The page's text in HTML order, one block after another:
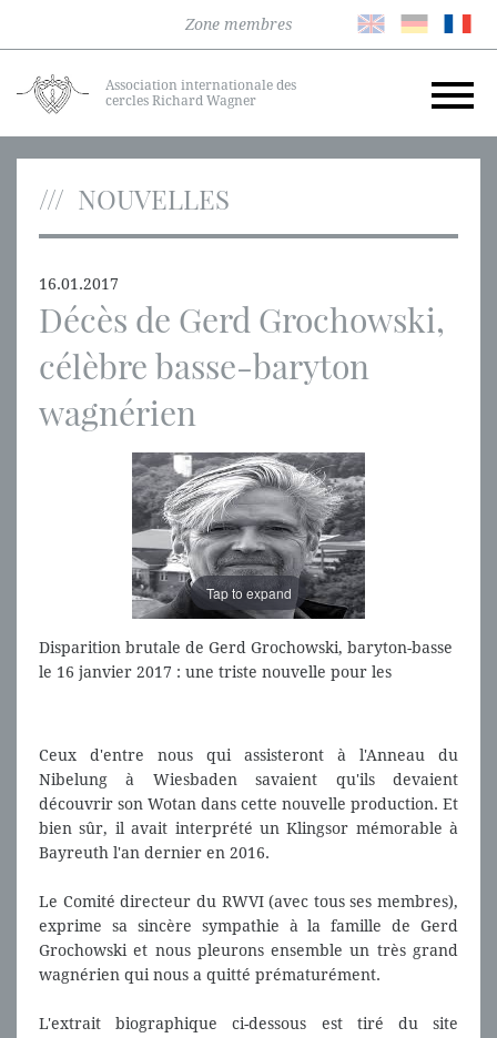
Zone membres
Association internationale des
cercles Richard Wagner
NOUVELLES
16.01.2017
Décès de Gerd Grochowski,
célèbre basse-baryton
wagnérien
Tap to expand
Disparition brutale de Gerd Grochowski, baryton-basse
le 16 janvier 2017 : une triste nouvelle pour les
de Klingsor (dans Parsifal)
Ceux d'entre nous qui assisteront à l'Anneau du
Nibelung à Wiesbaden savaient qu'ils devaient
découvrir son Wotan dans cette nouvelle production. Et
bien sûr, il avait interprété un Klingsor mémorable à
Bayreuth l'an dernier en 2016.
Le Comité directeur du RWVI (avec tous ses membres),
exprime sa sincère sympathie à la famille de Gerd
Grochowski et nous pleurons ensemble un très grand
wagnérien qui nous a quitté prématurément.
L'extrait biographique ci-dessous est tiré du site